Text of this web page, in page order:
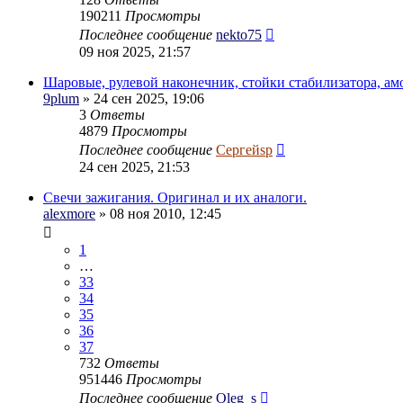
190211 Просмотры
Последнее сообщение nekto75
09 ноя 2025, 21:57
Шаровые, рулевой наконечник, стойки стабилизатора,
9plum » 24 сен 2025, 19:06
3 Ответы
4879 Просмотры
Последнее сообщение Сергейsp
24 сен 2025, 21:53
Свечи зажигания. Оригинал и их аналоги.
alexmore » 08 ноя 2010, 12:45
1
…
33
34
35
36
37
732 Ответы
951446 Просмотры
Последнее сообщение Oleg_s